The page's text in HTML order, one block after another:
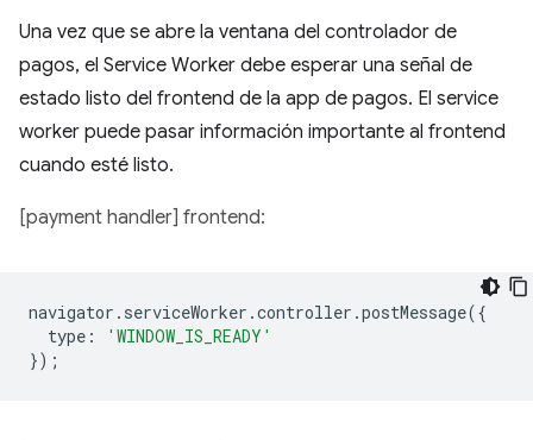
Una vez que se abre la ventana del controlador de
pagos, el Service Worker debe esperar una señal de
estado listo del frontend de la app de pagos. El service
worker puede pasar información importante al frontend
cuando esté listo.
[payment handler] frontend:
navigator . serviceWorker .controller .postMessage({
type :
'WINDOW_IS_READY'
});